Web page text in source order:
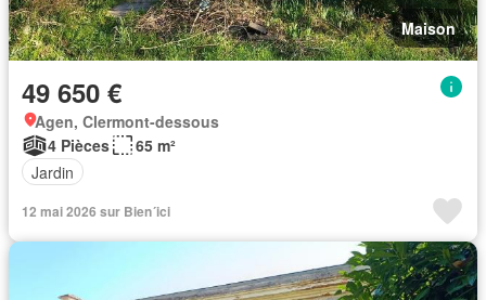
Maison
49 650 €
Agen, Clermont-dessous
4 Pièces
65 m²
Jardin
12 mai 2026 sur Bien´ici